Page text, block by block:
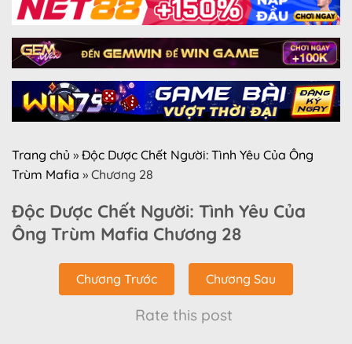
Trang chủ » Độc Dược Chết Người: Tình Yêu Của Ông
Trùm Mafia » Chương 28
Độc Dược Chết Người: Tình Yêu Của
Ông Trùm Mafia Chương 28
Chương Trước Chương Sau
Rate this post